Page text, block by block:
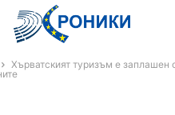
Хърватският туризъм е заплашен